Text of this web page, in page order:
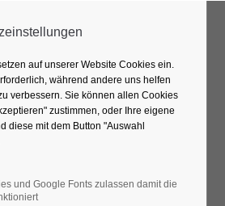
= Lesezeit -
Bördeautoren
auf unserer Website Cookies ein.
während andere uns helfen
verbessern. Sie können allen Cookies
zustimmen, oder Ihre eigene
diese mit dem Button "Auswahl
und Google Fonts zulassen damit die